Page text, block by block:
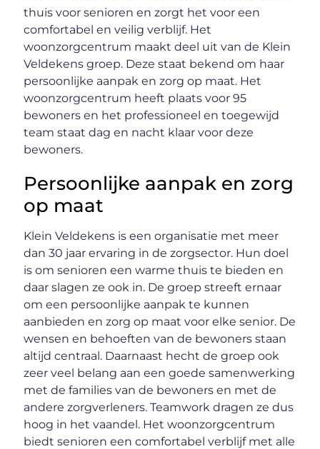
thuis voor senioren en zorgt het voor een
comfortabel en veilig verblijf. Het
woonzorgcentrum maakt deel uit van de Klein
Veldekens groep. Deze staat bekend om haar
persoonlijke aanpak en zorg op maat. Het
woonzorgcentrum heeft plaats voor 95
bewoners en het professioneel en toegewijd
team staat dag en nacht klaar voor deze
bewoners.
Persoonlijke aanpak en zorg
op maat
Klein Veldekens is een organisatie met meer
dan 30 jaar ervaring in de zorgsector. Hun doel
is om senioren een warme thuis te bieden en
daar slagen ze ook in. De groep streeft ernaar
om een persoonlijke aanpak te kunnen
aanbieden en zorg op maat voor elke senior. De
wensen en behoeften van de bewoners staan
altijd centraal. Daarnaast hecht de groep ook
zeer veel belang aan een goede samenwerking
met de families van de bewoners en met de
andere zorgverleners. Teamwork dragen ze dus
hoog in het vaandel. Het woonzorgcentrum
biedt senioren een comfortabel verblijf met alle